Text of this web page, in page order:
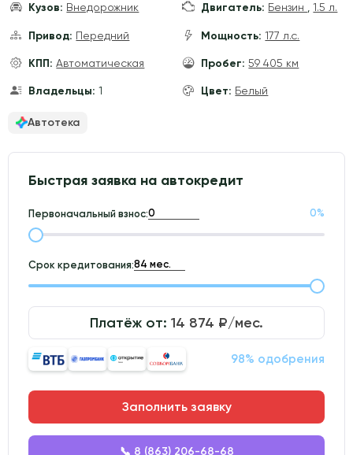
Кузов: Внедорожник Двигатель: Бензин ,1.5 л.
Привод: Передний Мощность: 177 л.с.
КПП: Автоматическая Пробег: 59 405 км
Владельцы: 1 Цвет: Белый
Автотека
Быстрая заявка на автокредит
Первоначальный взнос: 0%
Срок кредитования:
Платёж от: 14 874 ₽/мес.
98% одобрения
Заполнить заявку
📞 8 (863) 206-68-68